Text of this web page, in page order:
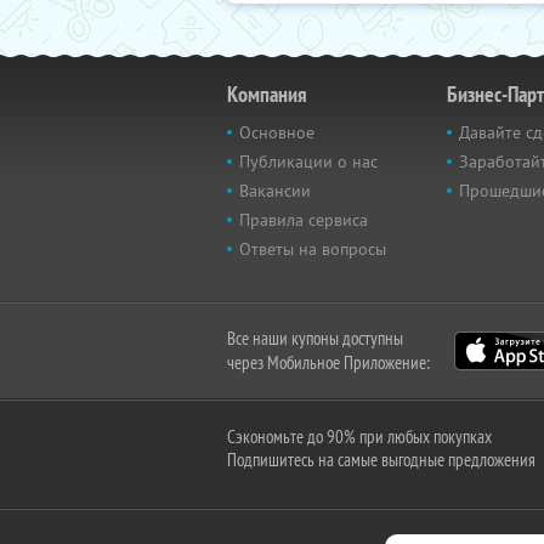
Компания
Основное
Публикации о нас
Вакансии
Правила сервиса
Ответы на вопросы
Бизнес-
Давайте
Все наши купоны доступны
через Мобильное Приложение:
Сэкономьте до 90% при любых покупках
Подпишитесь на самые выгодные предложения